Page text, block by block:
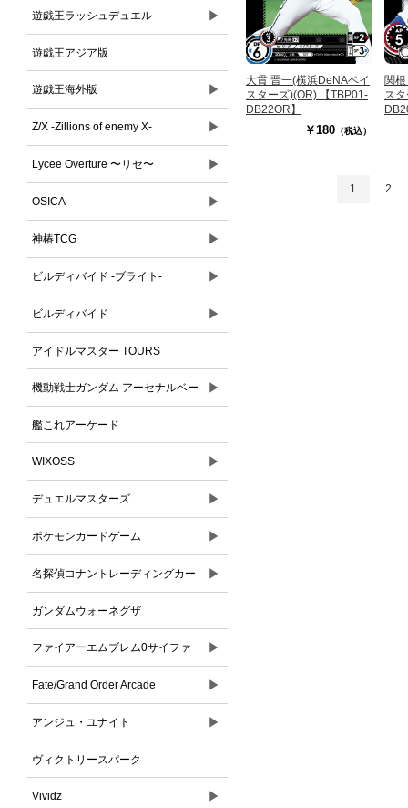
遊戯王ラッシュデュエル ▶
遊戯王アジア版
遊戯王海外版 ▶
Z/X -Zillions of enemy X- ▶
Lycee Overture 〜リセ〜 ▶
OSICA ▶
神椿TCG ▶
ビルディバイド -ブライト- ▶
ビルディバイド ▶
アイドルマスター TOURS
機動戦士ガンダム アーセナルベー
ス
▶
艦これアーケード
WIXOSS ▶
デュエルマスターズ ▶
ポケモンカードゲーム ▶
名探偵コナントレーディングカー
ドゲーム
▶
ガンダムウォーネグザ
ファイアーエムブレム0サイファ ▶
Fate/Grand Order Arcade ▶
アンジュ・ユナイト ▶
ヴィクトリースパーク
Vividz ▶
大貫 晋一(横浜DeNAベイ
スターズ)(OR) 【TBP01-
DB22OR】
￥180 （税込）
関
ス
1 2